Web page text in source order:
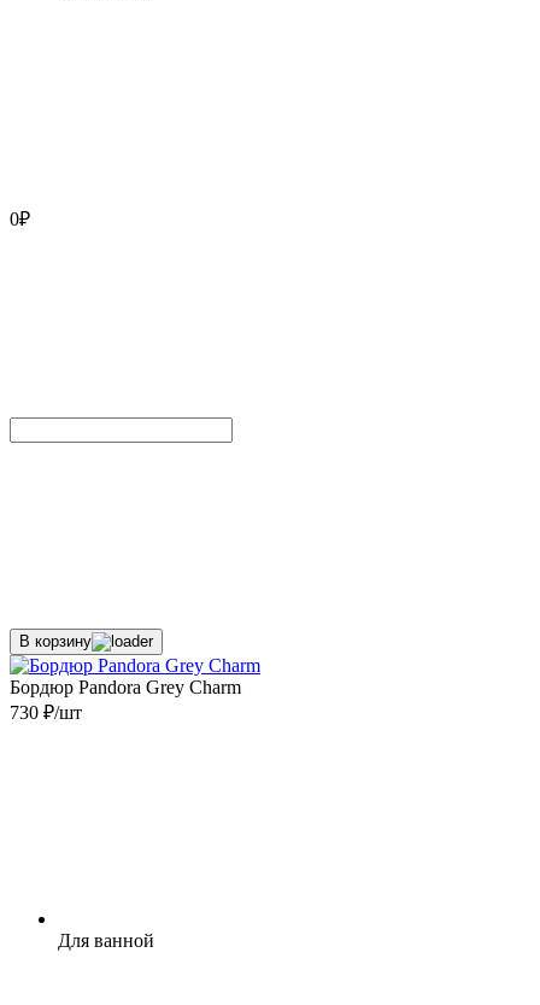
0₽
В корзину
Бордюр Pandora Grey Charm
730 ₽/шт
Для ванной